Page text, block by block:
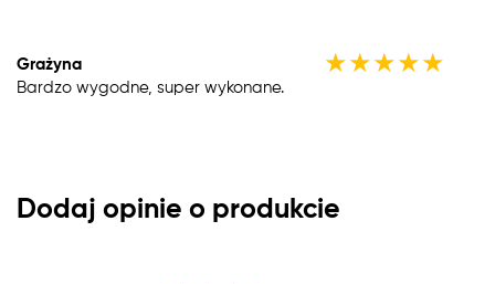
Grażyna ★★★★★
Bardzo wygodne, super wykonane.
Dodaj opinie o produkcie